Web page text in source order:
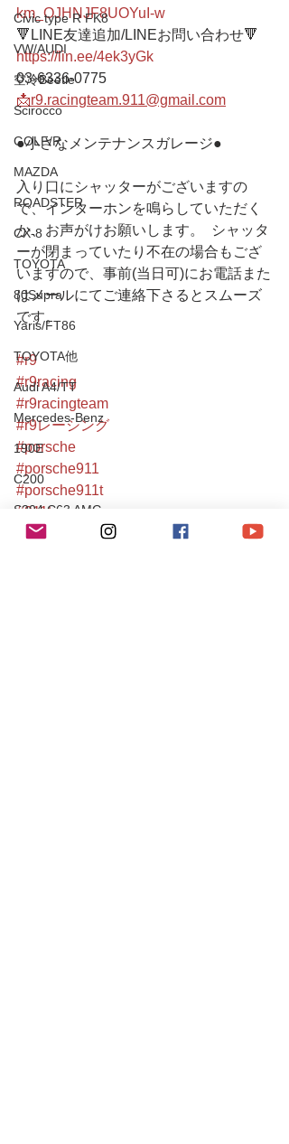
Civic type R FK8
VW/AUDI
空冷Beetle
Scirocco
GOLF/R
MAZDA
ROADSTER
CX-8
TOYOTA
80Supra
Yaris/FT86
TOYOTA他
Audi A4/TT
Mercedes-Benz
190E
C200
S204 C63 AMG
CLS55AMG
km_OJHNJF8UOYuI-w
🔻LINE友達追加/LINEお問い合わせ🔻
https://lin.ee/4ek3yGk
03-6336-0775
📩r9.racingteam.911@gmail.com
●小さなメンテナンスガレージ●
入り口にシャッターがございますの
で、インターホンを鳴らしていただく
か、お声がけお願いします。  シャッタ
ーが閉まっていたり不在の場合もござ
いますので、事前(当日可)にお電話また
はメールにてご連絡下さるとスムーズ
です。
#r9
#r9racing
#r9racingteam
#r9レーシング
#porsche
#porsche911
#porsche911t
#911t
#narrow